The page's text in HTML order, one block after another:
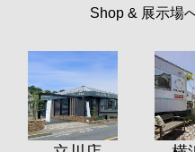
Shop & 展示場